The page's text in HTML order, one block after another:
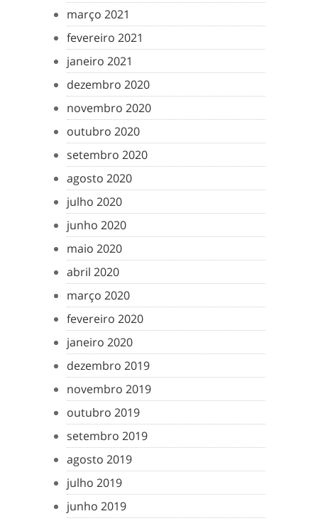
março 2021
fevereiro 2021
janeiro 2021
dezembro 2020
novembro 2020
outubro 2020
setembro 2020
agosto 2020
julho 2020
junho 2020
maio 2020
abril 2020
março 2020
fevereiro 2020
janeiro 2020
dezembro 2019
novembro 2019
outubro 2019
setembro 2019
agosto 2019
julho 2019
junho 2019